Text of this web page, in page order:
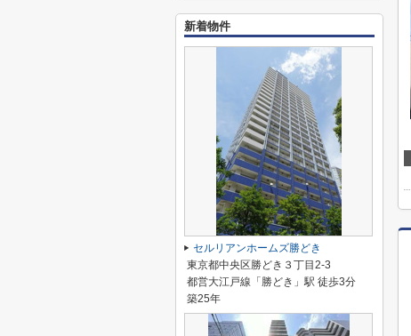
新着物件
セルリアンホームズ勝どき
東京都中央区勝どき３丁目2-3
都営大江戸線「勝どき」駅 徒歩3分
築25年